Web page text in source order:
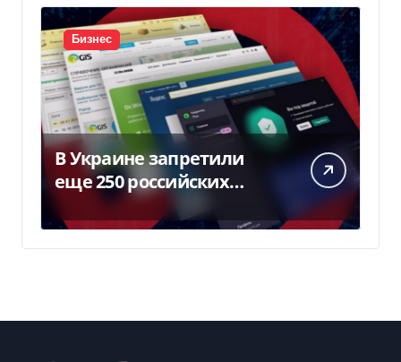
Бизнес
В Украине запретили
еще 250 российских
программ и видов
оборудования — Delo.ua